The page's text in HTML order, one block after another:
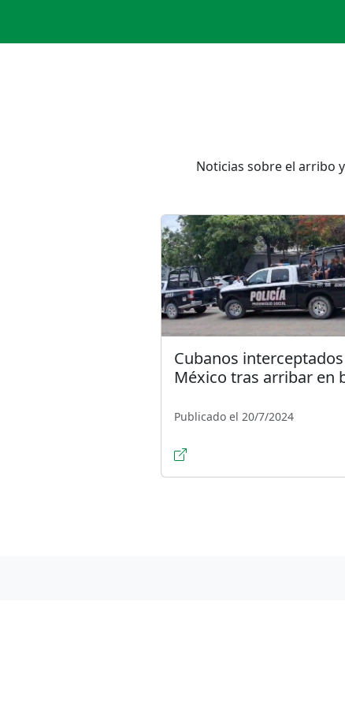
Noticias sobre el arribo
Cubanos
México tras arribar en
Publicado el 20/7/2024